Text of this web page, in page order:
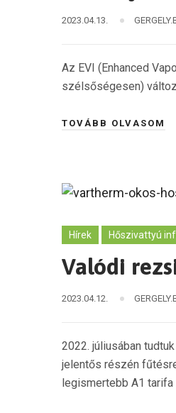
2023.04.13.
Az EVI (Enhanced
szélsőségesen)
TOVÁBB OLVASOM
Hírek Hőszivattyú
Valódi
2023.04.12.
2022. júliusában
jelentős részén
legismertebb A1